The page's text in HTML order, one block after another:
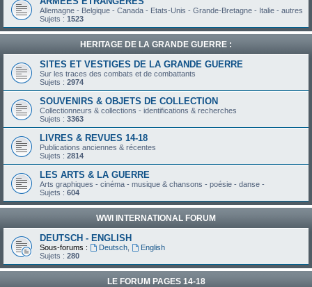
Allemagne - Belgique - Canada - Etats-Unis - Grande-Bretagne - Italie - autres
Sujets : 1523
HERITAGE DE LA GRANDE GUERRE :
SITES ET VESTIGES DE LA GRANDE GUERRE
Sur les traces des combats et de combattants
Sujets : 2974
SOUVENIRS & OBJETS DE COLLECTION
Collectionneurs & collections - identifications & recherches
Sujets : 3363
LIVRES & REVUES 14-18
Publications anciennes & récentes
Sujets : 2814
LES ARTS & LA GUERRE
Arts graphiques - cinéma - musique & chansons - poésie - danse -
Sujets : 604
WWI INTERNATIONAL FORUM
DEUTSCH - ENGLISH
Sous-forums : Deutsch,
English
Sujets : 280
LE FORUM PAGES 14-18